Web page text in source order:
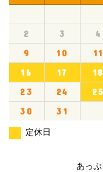
2
3 4
9
10 11
16
17 18
23
24 25
30
31
定休日
あっ